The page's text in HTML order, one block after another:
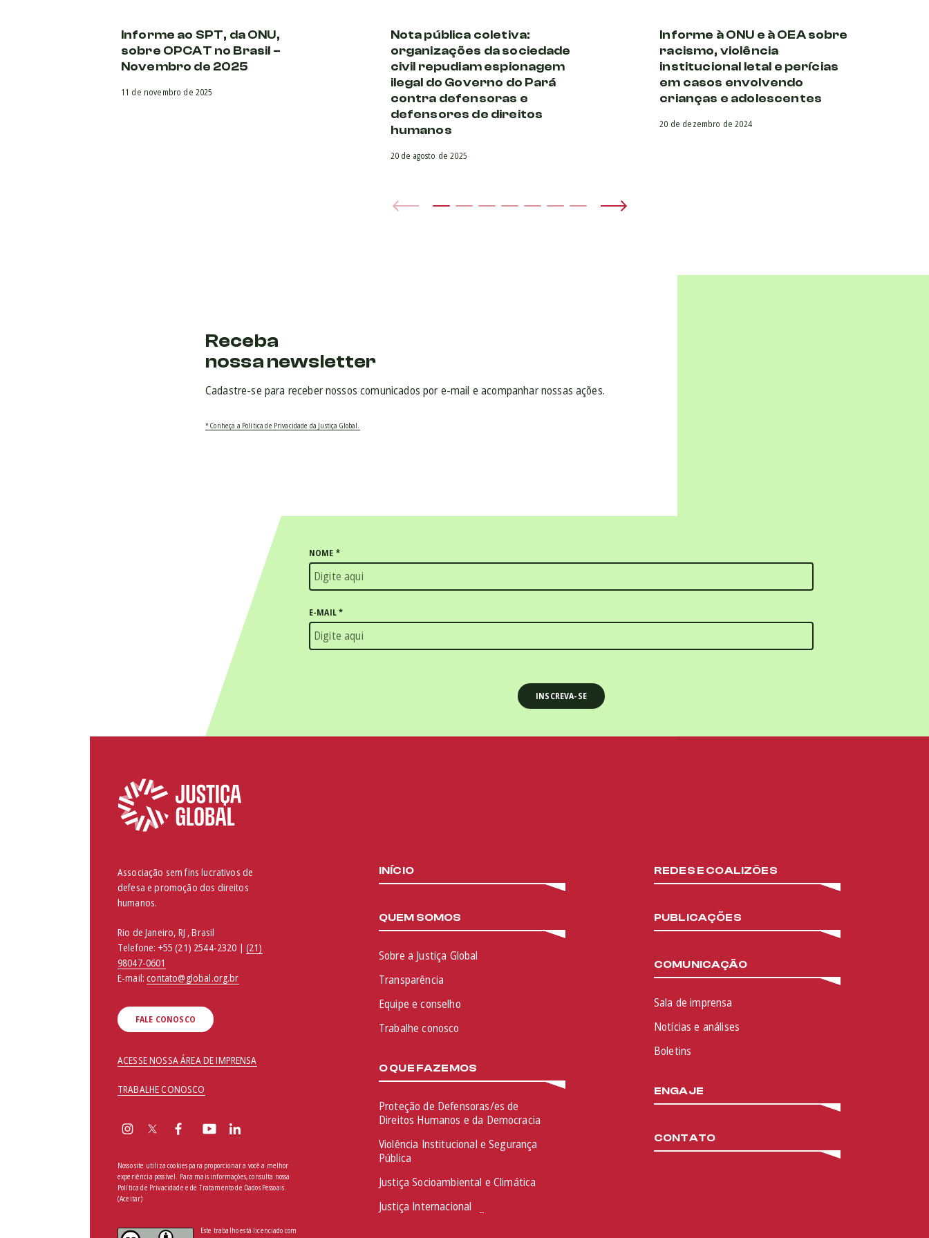
Informe ao SPT, da ONU,
sobre OPCAT no Brasil –
Novembro de 2025
11 de novembro de 2025
Nota pública coletiva:
organizações da sociedade
civil repudiam espionagem
ilegal do Governo do Pará
contra defensoras e
defensores de direitos
humanos
20 de agosto de 2025
Informe à ONU e à OEA sobre
racismo, violência
institucional letal e perícias
em casos envolvendo
crianças e adolescentes
20 de dezembro de 2024
Receba
nossa newsletter
Cadastre-se para receber nossos comunicados por e-mail e acompanhar nossas ações.
* Conheça a Política de Privacidade da Justiça Global.
NOME *
E-MAIL*
Associação sem fins lucrativos de
defesa e promoção dos direitos
humanos.
Rio de Janeiro, RJ , Brasil
Telefone: +55 (21) 2544-2320 | (21)
98047-0601
E-mail:contato@global.org.br
FALE CONOSCO
ACESSE NOSSA ÁREA DE IMPRENSA
TRABALHE CONOSCO
Nosso site utiliza cookies para proporcionar a você a melhor
experiência possível. Para mais informações, consulta nossa
Política de Privacidade e de Tratamento de Dados Pessoais
(Aceitar)
Este trabalho está licenciado com
INÍCIO
QUEM SOMOS
Sobre a Justiça Global
Transparência
Equipe e conselho
Trabalhe conosco
O QUE FAZEMOS
Proteção de Defensoras/es de
Direitos Humanos e da Democracia
Violência Institucional e Segurança
Pública
Justiça Socioambiental e Climática
Justiça Internacional
REDES E COALIZÕES
PUBLICAÇÕES
COMUNICAÇÃO
Sala de imprensa
Notícias e análises
Boletins
ENGAJE
CONTATO